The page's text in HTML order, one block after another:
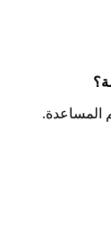
المساعدة.